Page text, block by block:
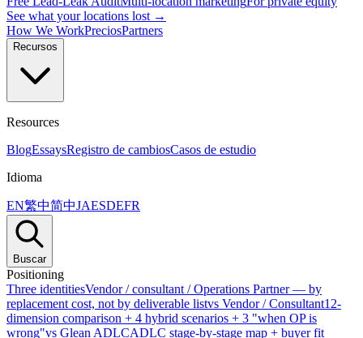
See what your locations lost →
How We WorkPreciosPartners
Recursos
Resources
BlogEssaysRegistro de cambiosCasos de estudio
Idioma
EN繁中简中JAESDEFR
Buscar
Positioning
Three identitiesVendor / consultant / Operations Partner — by
replacement cost, not by deliverable listvs Vendor / Consultant12-
dimension comparison + 4 hybrid scenarios + 3 "when OP is
wrong"vs Glean ADLCADLC stage-by-stage map + buyer fit